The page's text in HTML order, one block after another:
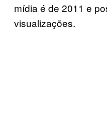
mídia é de 2011 e
visualizações.